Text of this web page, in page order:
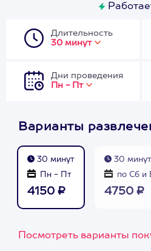
Длительность
30 минут
Дни проведения
Пн - Пт
Варианты
30 минут
Пн - Пт
4150 ₽
30 минут
по Сб и
4750 ₽
Посмотреть варианты